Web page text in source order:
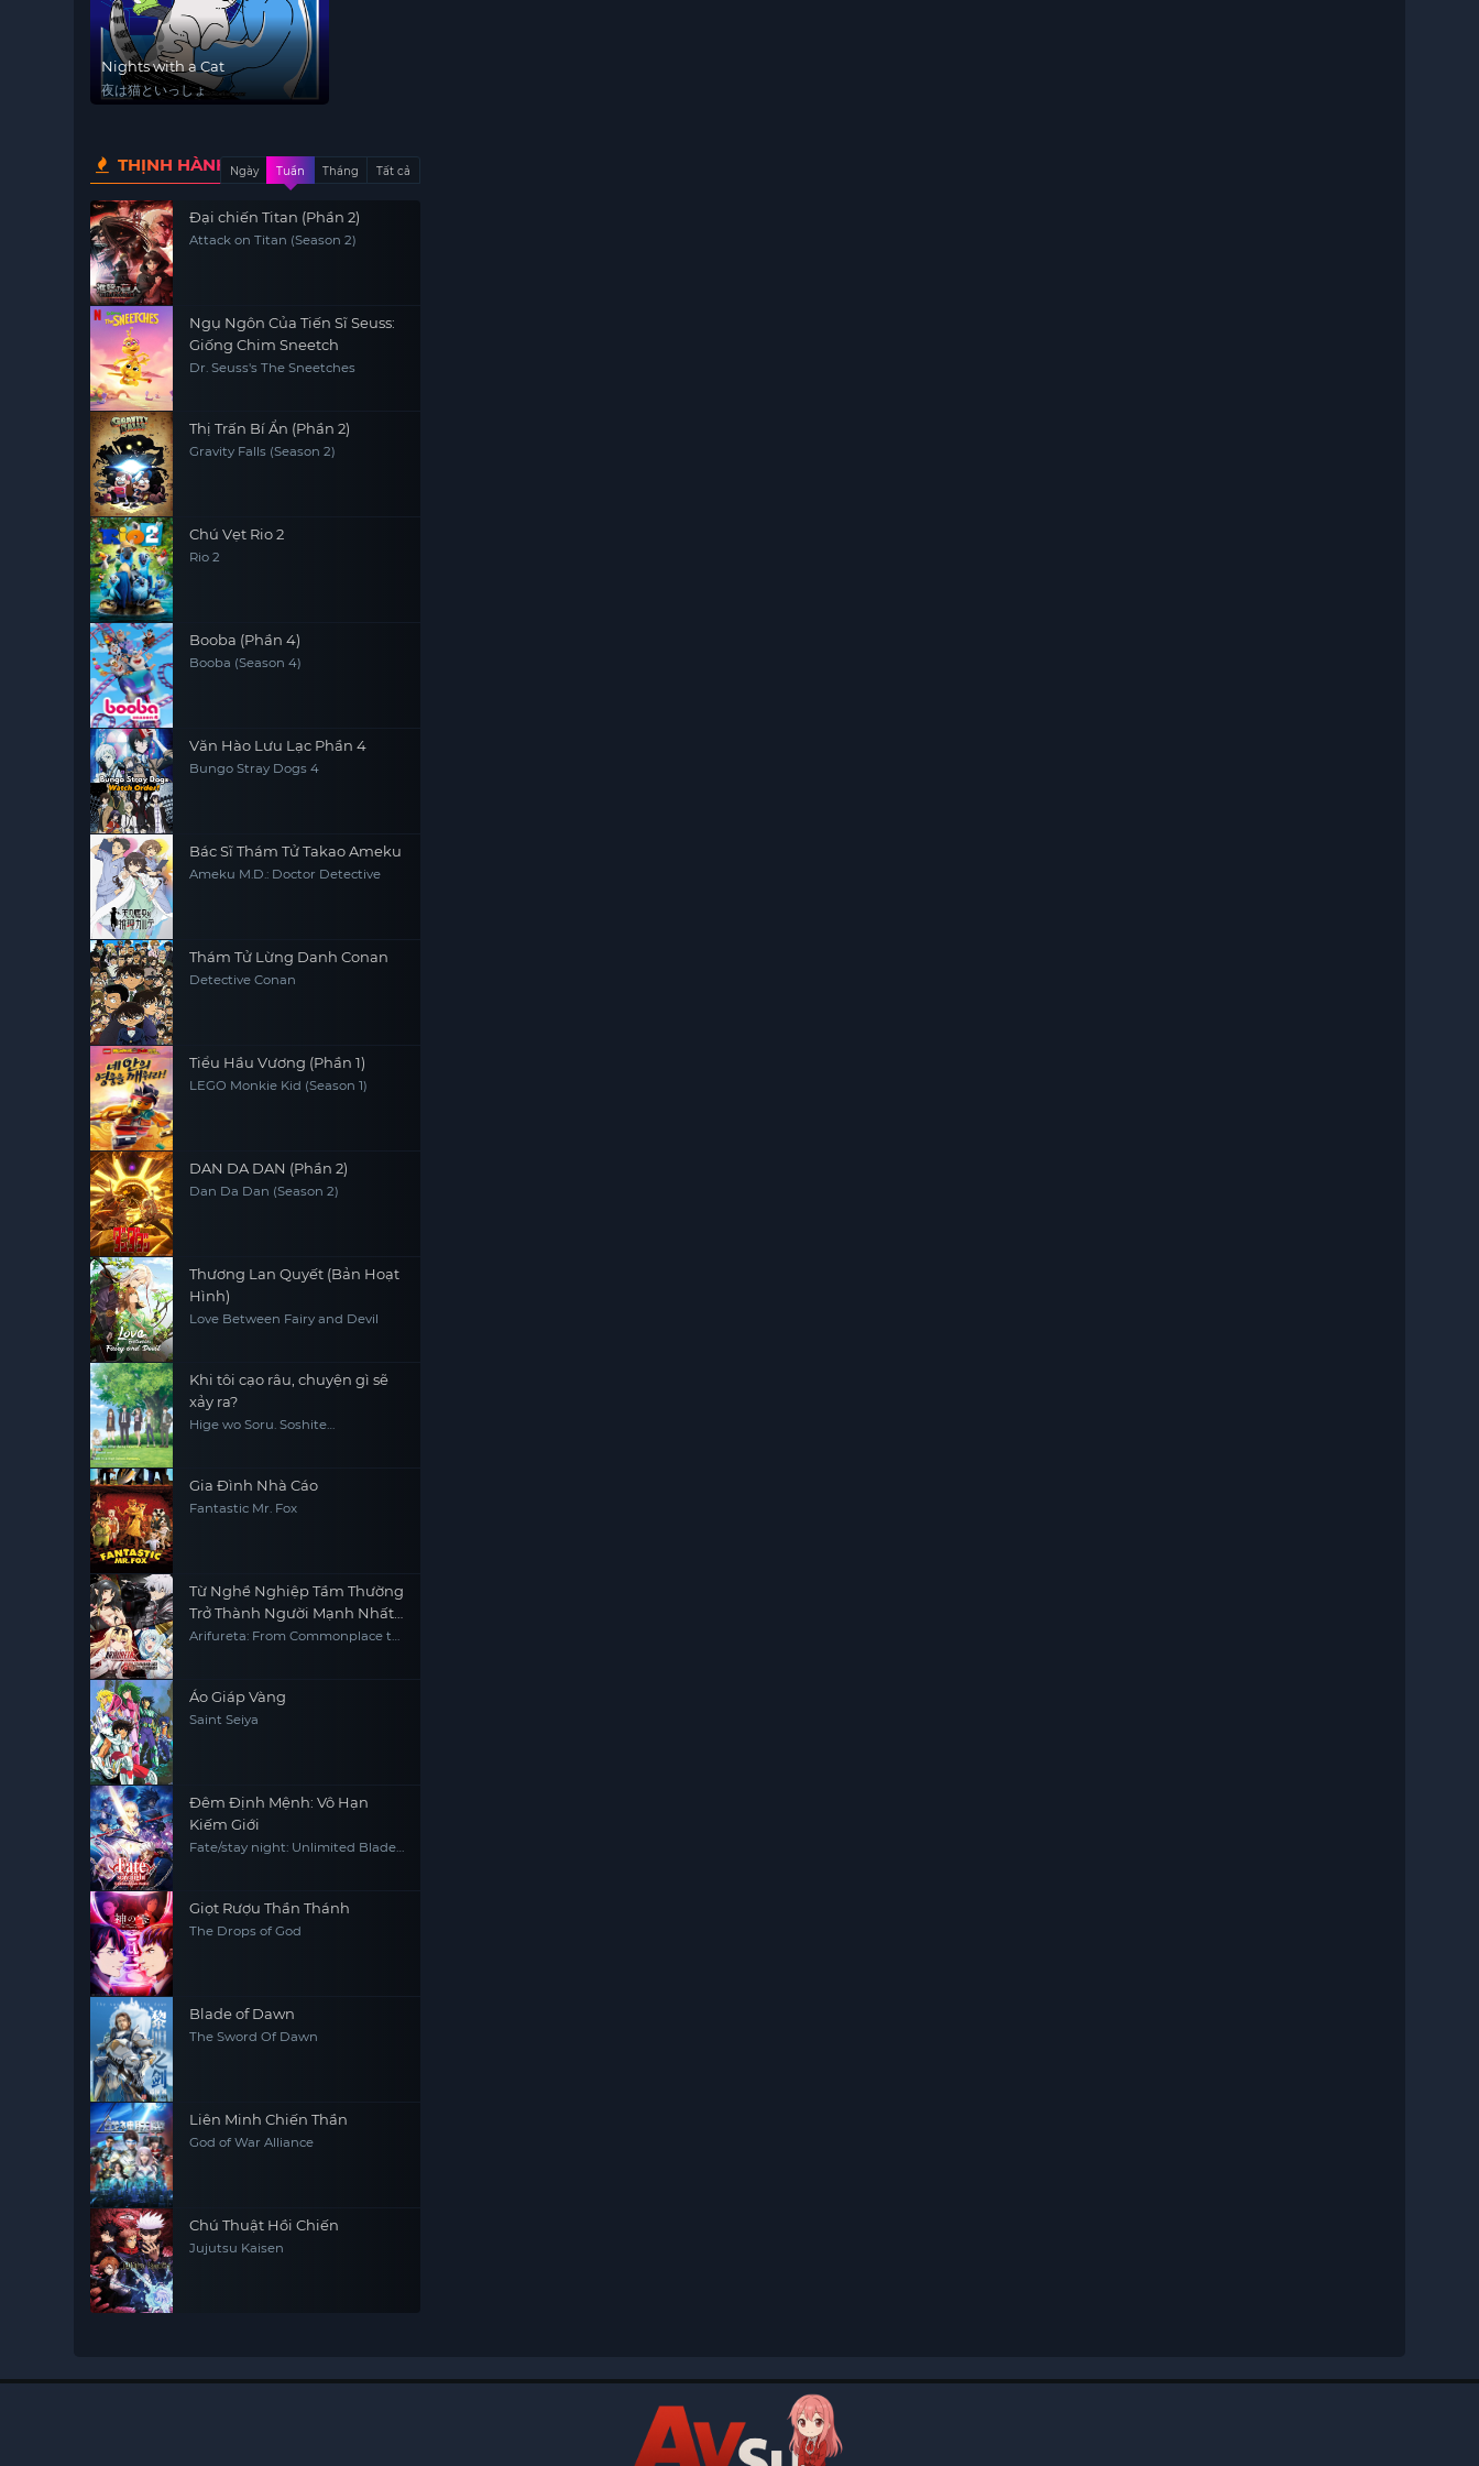
Nights with a Cat
夜は猫といっしょ
THỊNH HÀNHNgày Tuần Tháng Tất cả
Đại chiến Titan (Phần 2)
Attack on Titan (Season 2)
Ngụ Ngôn Của Tiến Sĩ Seuss:
Giống Chim Sneetch
Dr. Seuss's The Sneetches
Thị Trấn Bí Ẩn (Phần 2)
Gravity Falls (Season 2)
Chú Vẹt Rio 2
Rio 2
Booba (Phần 4)
Booba (Season 4)
Văn Hào Lưu Lạc Phần 4
Bungo Stray Dogs 4
Bác Sĩ Thám Tử Takao Ameku
Ameku M.D.: Doctor Detective
Thám Tử Lừng Danh Conan
Detective Conan
Tiểu Hầu Vương (Phần 1)
LEGO Monkie Kid (Season 1)
DAN DA DAN (Phần 2)
Dan Da Dan (Season 2)
Thương Lan Quyết (Bản Hoạt
Hình)
Love Between Fairy and Devil
Khi tôi cạo râu, chuyện gì sẽ
xảy ra?
Hige wo Soru. Soshite
Gia Đình Nhà Cáo
Fantastic Mr. Fox
Từ Nghề Nghiệp Tầm Thường
Trở Thành Người Mạnh Nhất
Thế Giới - Phần 1
Arifureta: From Commonplace to
Áo Giáp Vàng
Saint Seiya
Đêm Định Mệnh: Vô Hạn
Kiếm Giới
Fate/stay night: Unlimited Blade
Giọt Rượu Thần Thánh
The Drops of God
Blade of Dawn
The Sword Of Dawn
Liên Minh Chiến Thần
God of War Alliance
Chú Thuật Hồi Chiến
Jujutsu Kaisen